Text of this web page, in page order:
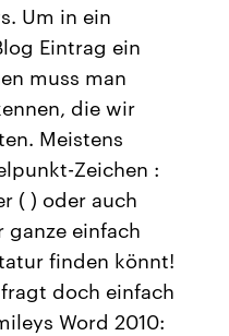
Um in ein
Eintrag ein
muss man
die wir
Meistens
Zeichen :
( ) oder auch
ganze einfach
finden könnt!
doch einfach
Word 2010: